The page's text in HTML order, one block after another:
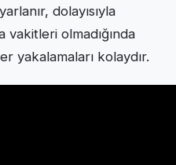
dolayısıyla
vakitleri olmadığında
yakalamaları kolaydır.